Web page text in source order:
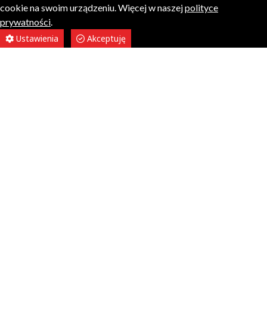
cookie na swoim urządzeniu. Więcej w naszejpolityce
prywatności.
Ustawienia
Akceptuję